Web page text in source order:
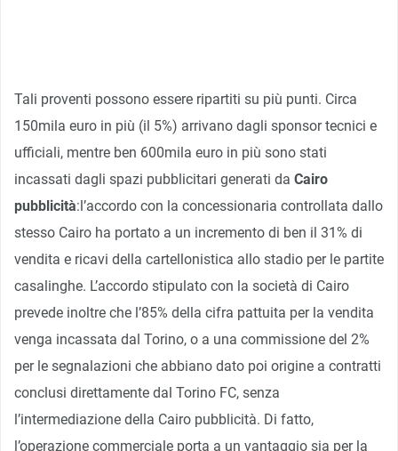
Tali proventi possono essere ripartiti su più punti. Circa
150mila euro in più (il 5%) arrivano dagli sponsor tecnici e
ufficiali, mentre ben 600mila euro in più sono stati
incassati dagli spazi pubblicitari generati da Cairo
pubblicità:l’accordo con la concessionaria controllata dallo
stesso Cairo ha portato a un incremento di ben il 31% di
vendita e ricavi della cartellonistica allo stadio per le partite
casalinghe. L’accordo stipulato con la società di Cairo
prevede inoltre che l’85% della cifra pattuita per la vendita
venga incassata dal Torino, o a una commissione del 2%
per le segnalazioni che abbiano dato poi origine a contratti
conclusi direttamente dal Torino FC, senza
l’intermediazione della Cairo pubblicità. Di fatto,
l’operazione commerciale porta a un vantaggio sia per la